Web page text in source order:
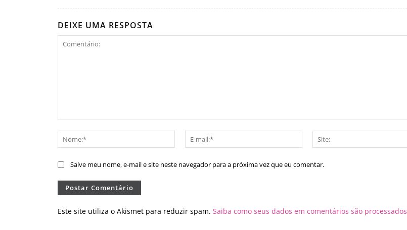
DEIXE UMA RESPOSTA
Nome:*
mail:*
Salve meu nome, e-mail e site neste navegador para a próxima vez que eu comentar.
Este site utiliza o Akismet para reduzir spam. Saiba como seus dados em comentários são processados